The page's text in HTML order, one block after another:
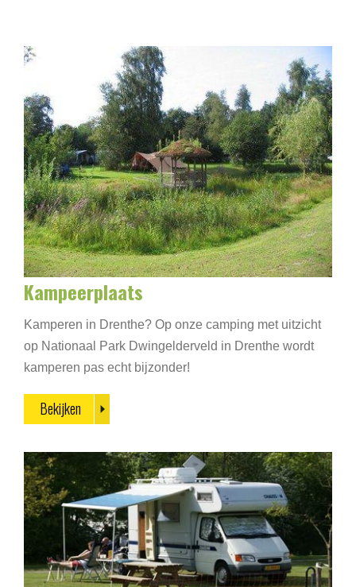
Kampeerplaats
Kamperen in Drenthe? Op onze camping met uitzicht
op Nationaal Park Dwingelderveld in Drenthe wordt
kamperen pas echt bijzonder!
Bekijken